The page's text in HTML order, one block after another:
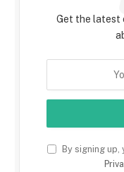
Get the latest
By signing